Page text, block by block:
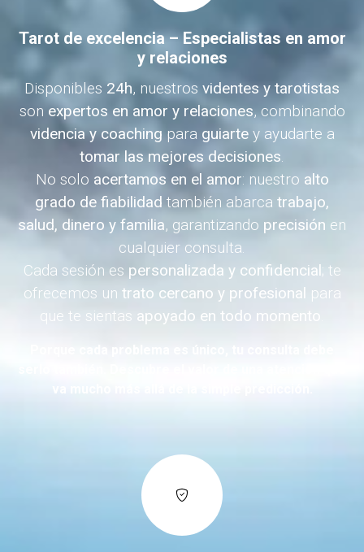
Tarot de excelencia – Especialistas en amor
y relaciones
Disponibles 24h, nuestros videntes y tarotistas
son expertos en amor y relaciones, combinando
videncia y coaching para guiartey ayudarte a
tomar las mejores decisiones.
No solo acertamos en el amor: nuestro alto
grado de fiabilidad también abarca trabajo,
salud, dinero y familia, garantizando precisión en
cualquier consulta.
Cada sesión es personalizada y confidencial; te
ofrecemos un trato cercano y profesional para
que te sientas apoyado en todo momento